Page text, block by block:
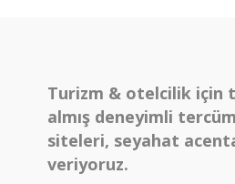
Turizm & otelcilik için
almış deneyimli
siteleri, seyahat
veriyoruz.